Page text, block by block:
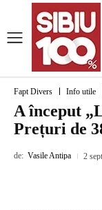
Fapt Divers Info utile
A început
Prețuri de
de: Vasile Antipa 2